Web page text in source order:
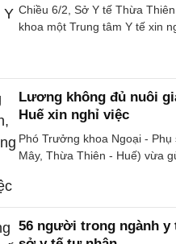
Chiều 6/2, Sở Y tế Thừa
khoa một Trung tâm Y tế xin
Lương không đủ nuôi
Huế xin nghỉ việc
Phó Trưởng khoa Ngoại -
Mây, Thừa Thiên - Huế) vừa
56 người trong ngành y